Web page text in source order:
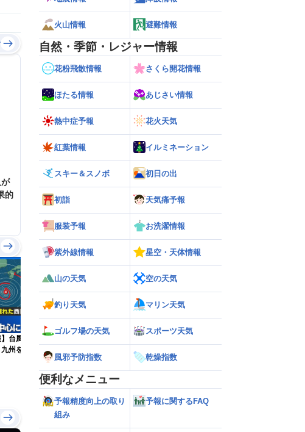
的
】台風から離れた西日本太平洋
州を中心に大雨のおそれ
【熊本八代で39℃観測】被災地・熊本へ
台風による雨風の影響は？
火山情報 避難情報
自然・季節・レジャー情報
花粉飛散情報 さくら開花情報
ほたる情報 あじさい情報
熱中症予報 花火天気
紅葉情報 イルミネーション
スキー＆スノボ 初日の出
初詣 天気痛予報
服装予報 お洗濯情報
紫外線情報 星空・天体情報
山の天気 空の天気
釣り天気 マリン天気
ゴルフ場の天気 スポーツ天気
風邪予防指数 乾燥指数
便利なメニュー
予報精度向上の取り
組み
予報に関するFAQ